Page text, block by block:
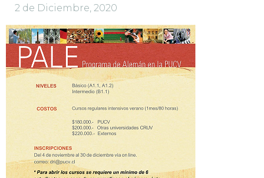
2 de Diciembre, 2020